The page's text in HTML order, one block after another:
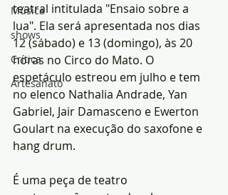
Música
shows
Crítica
Artesanato
teatral intitulada "Ensaio sobre a
lua". Ela será apresentada nos dias
12 (sábado) e 13 (domingo), às 20
horas no Circo do Mato. O
espetáculo estreou em julho e tem
no elenco Nathalia Andrade, Yan
Gabriel, Jair Damasceno e Ewerton
Goulart na execução do saxofone e
hang drum.
É uma peça de teatro